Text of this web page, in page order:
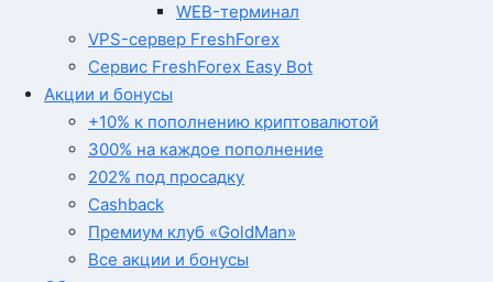
WEB-терминал
VPS-сервер FreshForex
Сервис FreshForex Easy Bot
Акции и бонусы
+10% к пополнению криптовалютой
300% на каждое пополнение
202% под просадку
Cashback
Премиум клуб «GoldMan»
Все акции и бонусы